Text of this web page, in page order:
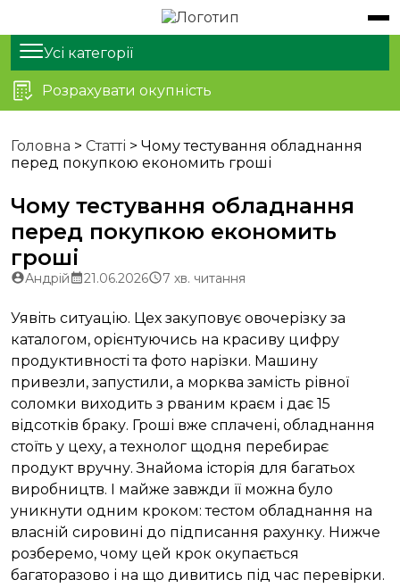
Обладнання
Послуги
Про нас
Контакти
Усі категорії
Розрахувати окупність
Головна > Статті > Чому тестування обладнання
перед покупкою економить гроші
Чому тестування обладнання перед покупкою
економить гроші
Чому тестування обладнання
перед покупкою економить
гроші
Автор
АндрійЗапис
21.06.2026Час7 хв. читання
Уявіть ситуацію. Цех закуповує овочерізку за
каталогом, орієнтуючись на красиву цифру
продуктивності та фото нарізки. Машину
привезли, запустили, а морква замість рівної
соломки виходить з рваним краєм і дає 15
відсотків браку. Гроші вже сплачені, обладнання
стоїть у цеху, а технолог щодня перебирає
продукт вручну. Знайома історія для багатьох
виробництв. І майже завжди її можна було
уникнути одним кроком: тестом обладнання на
власній сировині до підписання рахунку. Нижче
розберемо, чому цей крок окупається
багаторазово і на що дивитись під час перевірки.